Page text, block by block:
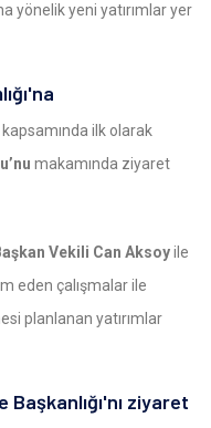
yönelik yeni yatırımlar yer
ilk olarak
makamında ziyaret
Vekili Can Aksoyile
eden çalışmalar ile
planlanan yatırımlar
ziyaret